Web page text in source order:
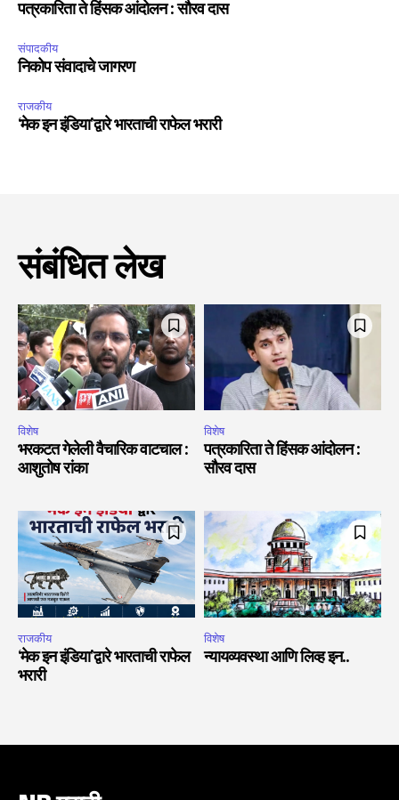
पत्रकारिता ते हिंसक आंदोलन : सौरव दास
संपादकीय
निकोप संवादाचे जागरण
राजकीय
‘मेक इन इंडिया’द्वारे भारताची राफेल भरारी
संबंधित लेख
विशेष
भरकटत गेलेली वैचारिक वाटचाल :
आशुतोष रांका
विशेष
पत्रकारिता ते हिंसक आंदोलन :
सौरव दास
राजकीय
‘मेक इन इंडिया’द्वारे भारताची राफेल
भरारी
विशेष
न्यायव्यवस्था आणि लिव्ह इन..